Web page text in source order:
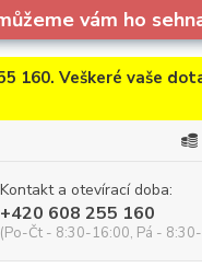
vám ho
Veškeré vaše
Kontakt a otevírací doba:
+420 608 255 160
(Po-Čt - 8:30-16:00, Pá -